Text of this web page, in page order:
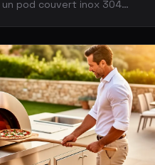
pod couvert inox 304